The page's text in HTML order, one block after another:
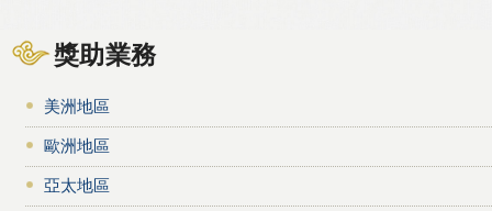
獎助業務
美洲地區
歐洲地區
亞太地區